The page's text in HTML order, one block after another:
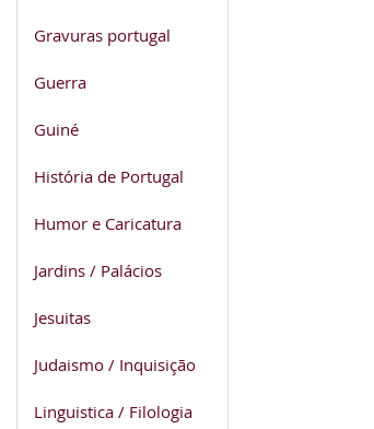
Gravuras portugal
Guerra
Guiné
História de Portugal
Humor e Caricatura
Jardins / Palácios
Jesuitas
Judaismo / Inquisição
Linguistica / Filologia